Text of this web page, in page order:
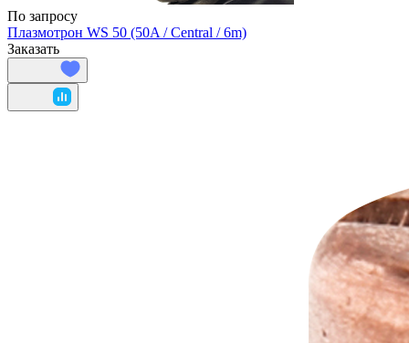
По запросу
Плазмотрон WS 50 (50A / Central / 6m)
Заказать